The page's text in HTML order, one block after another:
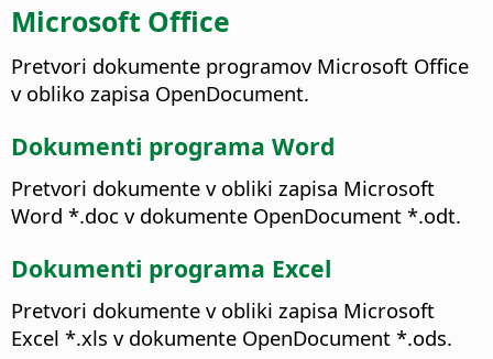
Microsoft Office
Pretvori dokumente programov Microsoft Office
v obliko zapisa OpenDocument.
Dokumenti programa Word
Pretvori dokumente v obliki zapisa Microsoft
Word *.doc v dokumente OpenDocument *.odt.
Dokumenti programa Excel
Pretvori dokumente v obliki zapisa Microsoft
Excel *.xls v dokumente OpenDocument *.ods.